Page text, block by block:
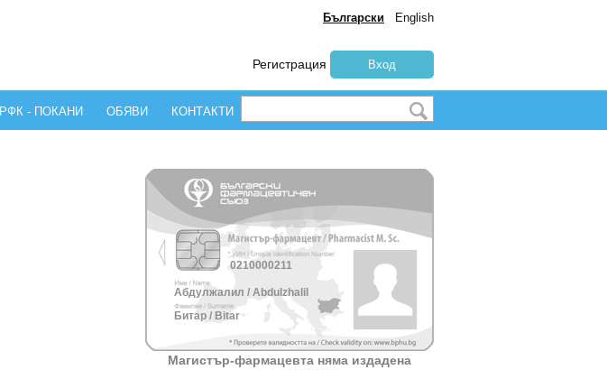
Български English
Регистрация Вход
РФК - ПОКАНИ ОБЯВИ КОНТАКТИ
0210000211
Абдулжалил / Abdulzhalil
Битар / Bitar
Магистър-фармацевта няма издадена